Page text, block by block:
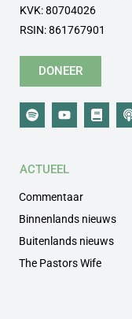
KVK: 80704026
RSIN: 861767901
DONEER
ACTUEEL
Commentaar
Binnenlands nieuws
Buitenlands nieuws
The Pastors Wife